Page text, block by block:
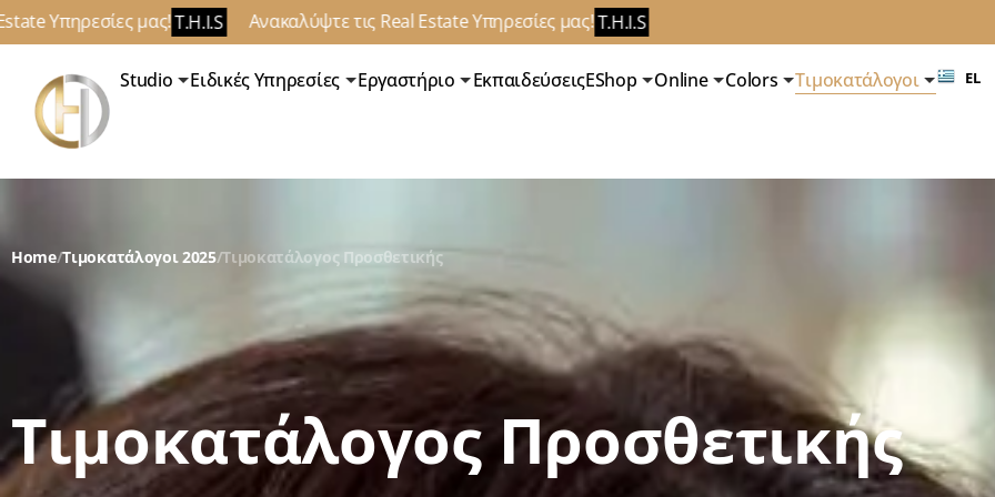
μας!T.H.I.S Ανακαλύψτε τις Real Estate Υπηρεσίες μας!T.H.I.S
Studio Ειδικές Υπηρεσίες Εργαστήριο ΕκπαιδεύσειςEShop Online Colors Τιμοκατάλογοι EL
Home/Τιμοκατάλογοι 2025/Τιμοκατάλογος Προσθετικής
Τιμοκατάλογος Προσθετικής